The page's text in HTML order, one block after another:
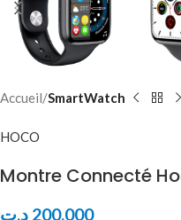
Accueil SmartWatch
HOCO
Montre Connecté
200,000 د.ت